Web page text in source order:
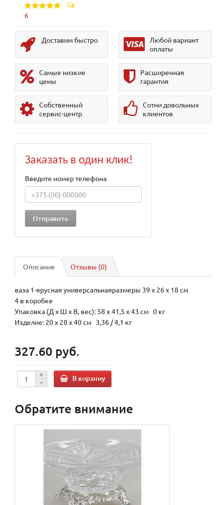
6
Доставим быстро
Любой вариант
оплаты
Самые низкие
цены
Расширенная
гарантия
Собственный
сервис-центр
Сотни довольных
клиентов
Заказать в один клик!
Введите номер телефона
Описание Отзывы (0)
ваза 1-ярусная универсальнаяразмеры 39 х 26 х 18 см
4 в коробке
Упаковка (Д х Ш х В, вес): 58 x 41,5 x 43 см 0 кг
Изделие: 20 x 28 x 40 см 3,36 / 4,1 кг
327.60 руб.
В корзину
Обратите внимание